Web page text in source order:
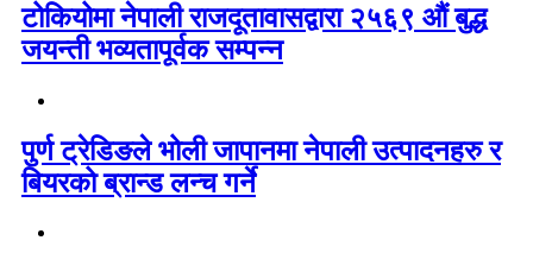
टोकियोमा नेपाली राजदूतावासद्वारा २५६९ औं बुद्ध
जयन्ती भव्यतापूर्वक सम्पन्न
पुर्ण ट्रेडिङले भोली जापानमा नेपाली उत्पादनहरु र
बियरको ब्रान्ड लन्च गर्ने